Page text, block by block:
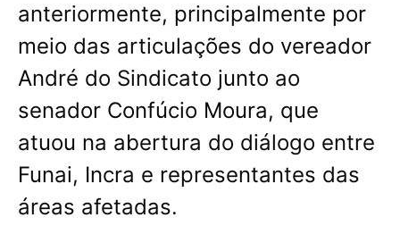
anteriormente, principalmente por
meio das articulações do vereador
André do Sindicato junto ao
senador Confúcio Moura, que
atuou na abertura do diálogo entre
Funai, Incra e representantes das
áreas afetadas.